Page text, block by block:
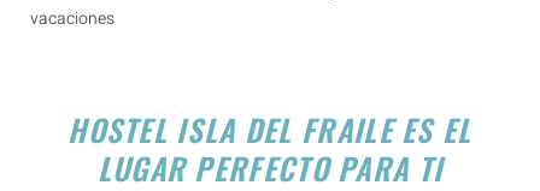
vacaciones
HOSTEL ISLA DEL FRAILE ES EL
LUGAR PERFECTO PARA TI